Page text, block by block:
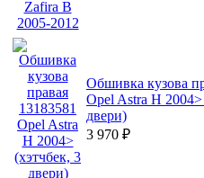
Обшивка кузова
Opel Astra H 2004>
двери)
3 970 ₽